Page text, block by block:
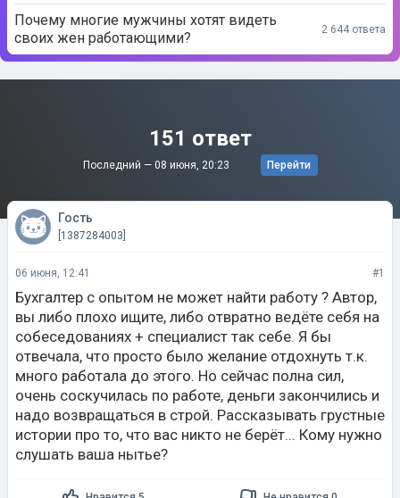
Почему многие мужчины хотят видеть
своих жен работающими?
2 644 ответа
151 ответ
Последний — 08 июня, 20:23 Перейти
Гость
[1387284003]
06 июня, 12:41 #1
Бухгалтер с опытом не может найти работу ? Автор,
вы либо плохо ищите, либо отвратно ведёте себя на
собеседованиях + специалист так себе. Я бы
отвечала, что просто было желание отдохнуть т.к.
много работала до этого. Но сейчас полна сил,
очень соскучилась по работе, деньги закончились и
надо возвращаться в строй. Рассказывать грустные
истории про то, что вас никто не берёт... Кому нужно
слушать ваша нытье?